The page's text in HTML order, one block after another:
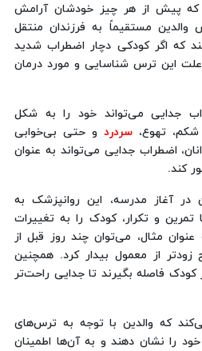
که پیش از هر چیز خودشان آرامش
والدین مستقیماً به فرزندان منتقل
که اگر کودکی دچار اضطراب شدید
این ترس شناسایی و مورد درمان
جدایی می‌تواند خود را به شکل
تهوع، سردرد و حتی بی‌خوابی
اضطراب جدایی می‌تواند به عنوان
کند.
آغاز مدرسه، این روانپزشک به
تمرین و تکرار، کودک را به تغییرات
مثال، می‌توان چند روز قبل از
از معمول بیدار کرد. همچنین
کودک فاصله بگیرند تا جدایی راحت‌تر
که والدین با توجه به ترس‌های
را نشان دهند و به آن‌ها اطمینان